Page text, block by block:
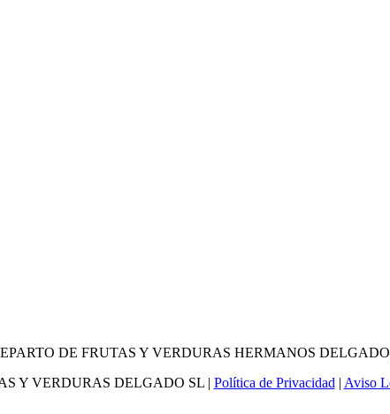
Y VERDURAS DELGADO SL | Política de Privacidad | Aviso